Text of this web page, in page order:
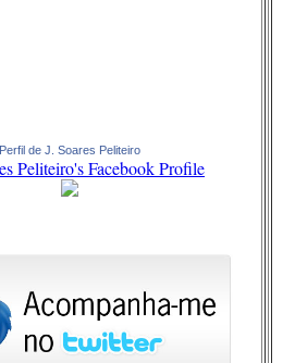
Perfil de J. Soares Peliteiro